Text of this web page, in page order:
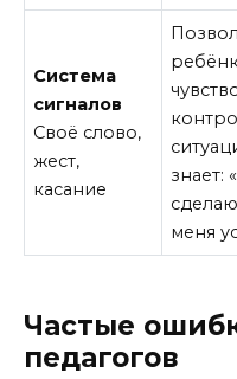
Система
сигналов
Своё слово,
жест,
касание
знает:
меня
Частые
педагогов